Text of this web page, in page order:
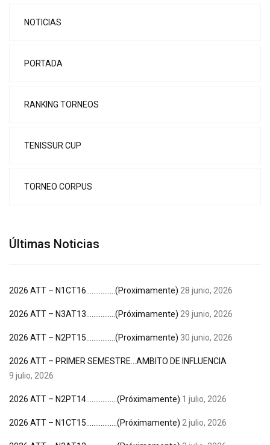
NOTICIAS
PORTADA
RANKING TORNEOS
TENISSUR CUP
TORNEO CORPUS
Últimas Noticias
2026 ATT – N1CT16…………….(Proximamente) 28 junio, 2026
2026 ATT – N3AT13…………….(Próximamente) 29 junio, 2026
2026 ATT – N2PT15…………….(Proximamente) 30 junio, 2026
2026 ATT – PRIMER SEMESTRE…AMBITO DE INFLUENCIA
9 julio, 2026
2026 ATT – N2PT14……………..(Próximamente) 1 julio, 2026
2026 ATT – N1CT15……………..(Próximamente) 2 julio, 2026